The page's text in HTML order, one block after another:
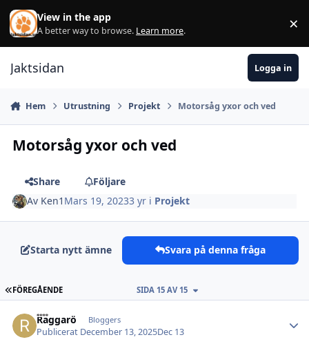
Hoppa till innehåll
View in the app
A better way to browse. Learn more. ×
Jaktsidan Logga in
Hem Utrustning Projekt Motorsåg yxor och ved
Motorsåg yxor och ved
Share
Följare
Av Ken1 Mars 19, 20233 yr i Projekt
Starta nytt ämne Svara på denna fråga
FÖRSTA SIDAN
FÖREGÅENDE SIDA 15 AV 15
Raggarö Bloggers
Publicerat December 13, 2025Dec 13